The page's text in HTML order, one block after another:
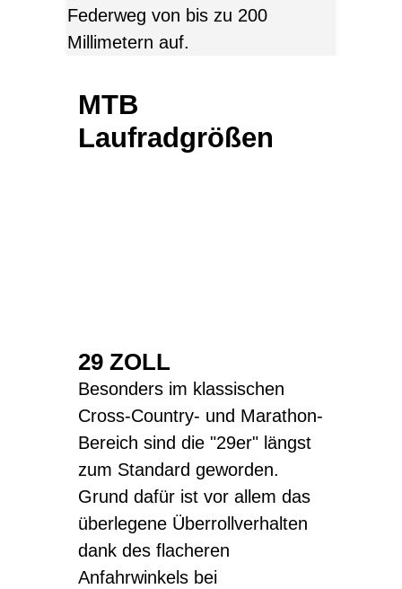
Federweg von bis zu 200
Millimetern auf.
MTB
Laufradgrößen
29 ZOLL
Besonders im klassischen
Cross-Country- und Marathon-
Bereich sind die "29er" längst
zum Standard geworden.
Grund dafür ist vor allem das
überlegene Überrollverhalten
dank des flacheren
Anfahrwinkels bei